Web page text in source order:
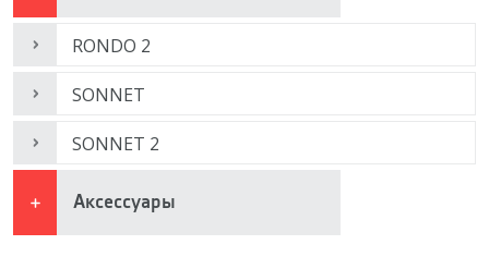
RONDO 2
SONNET
SONNET 2
Аксессуары